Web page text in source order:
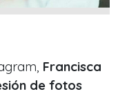
Francisca
de fotos